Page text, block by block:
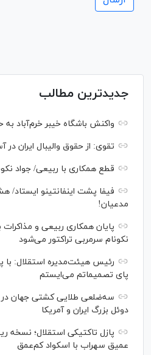
جدیدترین مطالب
واکنش باشگاه خیبر خرم‌آباد
تقوی: از حقوق والیبال ایران در
قطع همکاری با ربیعی/ جواد
فیفا پشت اینفانتینو ایستاد/
مدعیان!
پایان همکاری ربیعی و
نکونام سرمربی تراکتور می‌شود
رئیس هیئت‌مدیره استقلال: با
پای تصمیماتم می‌ایستم
سه‌ضلعی طلایی کشتی جهان در
دوئل بزرگ ایران و آمریکا
عمیق سهراب با اسکواد کم‌عمق